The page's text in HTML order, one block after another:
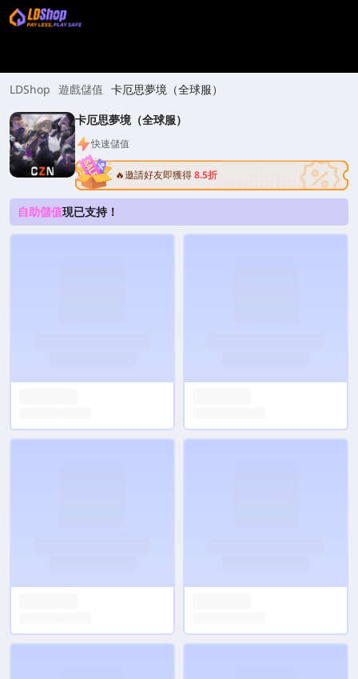
LDShop 遊戲儲值 卡厄思夢境（全球服）
卡厄思夢境（全球服）
快速儲值
🔥邀請好友即獲得8.5折
自助儲值現已支持！